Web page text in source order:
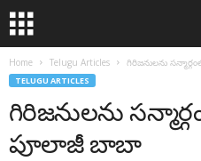
Home Telugu Articles గిరిజనులను
TELUGU ARTICLES
గిరిజనులను
పూలాజీ బాబా